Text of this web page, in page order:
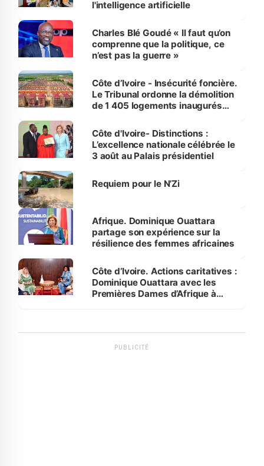
l'intelligence artificielle
Charles Blé Goudé « Il faut qu’on
comprenne que la politique, ce
n’est pas la guerre »
Côte d’Ivoire - Insécurité foncière.
Le Tribunal ordonne la démolition
de 1 405 logements inaugurés
Bassam
Côte d'Ivoire- Distinctions :
L’excellence nationale célébrée le
3 août au Palais présidentiel
Requiem pour le N’Zi
Afrique. Dominique Ouattara
partage son expérience sur la
résilience des femmes africaines
Côte d’Ivoire. Actions caritatives :
Dominique Ouattara avec les
Premières Dames d’Afrique à
PUBLICITÉ